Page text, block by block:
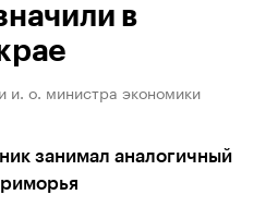
в
и. о. министра экономики
занимал аналогичный